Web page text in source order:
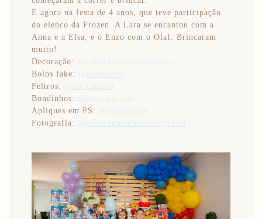
E agora na festa de 4 anos, que teve participação
do elenco da Frozen. A Lara se encantou com a
Anna e a Elsa, e o Enzo com o Olaf. Brincaram
muito!
Decoração: @vddecoracoeselocacoes
Bolos fake: @elainearts
Feltros: @tatacalanto
Bondinhos: @personal.arts
Apliques em PS: @ativeideias
Fotografia: @juliecampanholifotografia